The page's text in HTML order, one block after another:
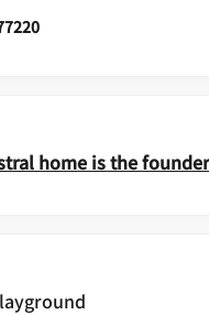
home is the